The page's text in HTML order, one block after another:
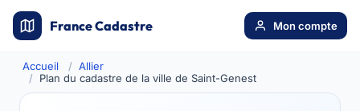
France Cadastre Mon compte
Accueil
Allier
Plan du cadastre de la ville de Saint-Genest